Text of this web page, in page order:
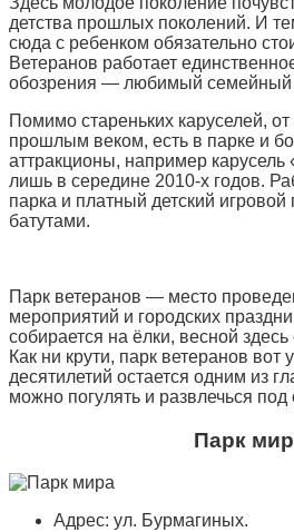
детства прошлых поколений. И
сюда с ребенком обязательно
Ветеранов работает
обозрения — любимый семейный
Помимо стареньких каруселей, от
прошлым веком, есть в парке и
аттракционы, например
лишь в середине 2010-х годов.
парка и платный детский игровой
батутами.
Парк ветеранов — место
мероприятий и городских
собирается на ёлки, весной
Как ни крути, парк ветеранов вот
десятилетий остается одним из
можно погулять и развлечься
Парк
Адрес: ул. Бурмагиных.